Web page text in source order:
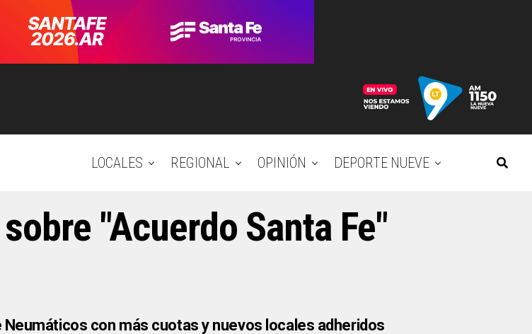
LOCALES REGIONAL OPINIÓN DEPORTE NUEVE
"Acuerdo Santa Fe"
Neumáticos con más cuotas y nuevos locales adheridos